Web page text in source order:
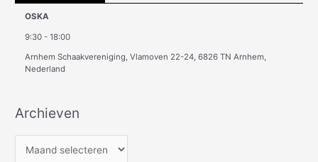
OSKA
9:30 -18:00
Arnhem Schaakvereniging, Vlamoven 22-24, 6826 TN Arnhem,
Nederland
Archieven